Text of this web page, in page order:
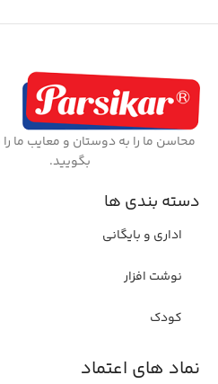
محاسن ما را به دوستان و معایب ما
بگویید.
دسته بندی ها
اداری و بایگانی
نوشت افزار
کودک
نماد های اعتماد